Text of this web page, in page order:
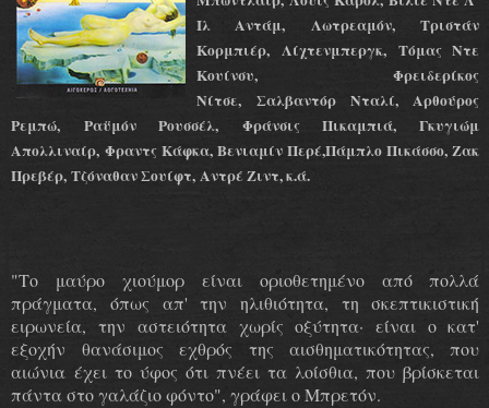
Ιλ Αντάμ, Λωτρεαμόν, Τριστάν
Κορμπιέρ, Λίχτενμπεργκ, Τόμας Ντε
Κουίνσυ, Φρειδερίκος
Νίτσε, Σαλβαντόρ Νταλί, Αρθούρος
Ρεμπώ, Ραϋμόν Ρουσσέλ, Φράνσις Πικαμπιά, Γκυγιώμ
Απολλιναίρ, Φραντς Κάφκα, Βενιαμίν Περέ,Πάμπλο Πικάσσο, Ζακ
Πρεβέρ, Τζόναθαν Σουίφτ, Αντρέ Ζιντ, κ.ά.
"Το μαύρο χιούμορ είναι οριοθετημένο από πολλά
πράγματα, όπως απ' την ηλιθιότητα, τη σκεπτικιστική
ειρωνεία, την αστειότητα χωρίς οξύτητα· είναι ο κατ'
εξοχήν θανάσιμος εχθρός της αισθηματικότητας, που
αιώνια έχει το ύφος ότι πνέει τα λοίσθια, που βρίσκεται
πάντα στο γαλάζιο φόντο", γράφει ο Μπρετόν.